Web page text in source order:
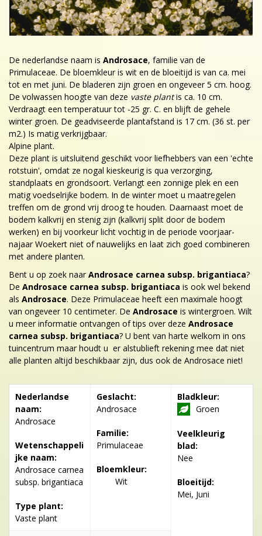
De nederlandse naam is Androsace, familie van de
Primulaceae. De bloemkleur is wit en de bloeitijd is van ca. mei
tot en met juni. De bladeren zijn groen en ongeveer 5 cm. hoog.
De volwassen hoogte van deze vaste plantis ca. 10 cm.
Verdraagt een temperatuur tot -25 gr. C. en blijft de gehele
winter groen. De geadviseerde plantafstand is 17 cm. (36 st. per
m2.) Is matig verkrijgbaar.
Alpine plant.
Deze plant is uitsluitend geschikt voor liefhebbers van een 'echte
rotstuin', omdat ze nogal kieskeurig is qua verzorging,
standplaats en grondsoort. Verlangt een zonnige plek en een
matig voedselrijke bodem. In de winter moet u maatregelen
treffen om de grond vrij droog te houden. Daarnaast moet de
bodem kalkvrij en stenig zijn (kalkvrij split door de bodem
werken) en bij voorkeur licht vochtig in de periode voorjaar-
najaar Woekert niet of nauwelijks en laat zich goed combineren
met andere planten.
Bent u op zoek naarAndrosace carnea subsp. brigantiaca?
De Androsace carnea subsp. brigantiaca is ook wel bekend
als Androsace. Deze Primulaceae heeft een maximale hoogt
van ongeveer 10 centimeter. De Androsace is wintergroen. Wilt
u meer informatie ontvangen of tips over deze Androsace
carnea subsp. brigantiaca? U bent van harte welkom in ons
tuincentrum maar houdt u er alstublieft rekening mee dat niet
alle planten altijd beschikbaar zijn, dus ook de Androsace niet!
Nederlandse
naam:
Androsace
Wetenschappeli
jke naam:
Androsace carnea
subsp. brigantiaca
Type plant:
Vaste plant
Geslacht:
Androsace
Familie:
Primulaceae
Bloemkleur:
Wit
Bladkleur:
Groen
Veelkleurig
blad:
Nee
Bloeitijd:
Mei, Juni